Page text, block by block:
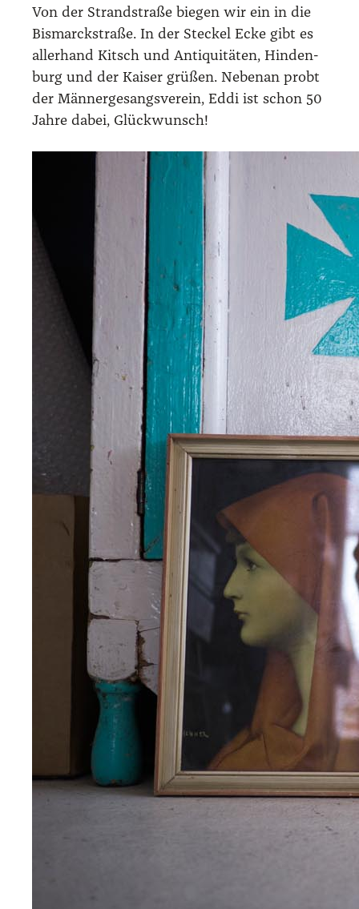
Von der Strand­stra­ße bie­gen wir ein in die
Bis­marck­stra­ße. In der Ste­ckel Ecke gibt es
aller­hand Kitsch und Anti­qui­tä­ten, Hin­den­
burg und der Kai­ser grü­ßen. Neben­an probt
der Män­ner­ge­sangs­ver­ein, Eddi ist schon 50
Jah­re dabei, Glück­wunsch!